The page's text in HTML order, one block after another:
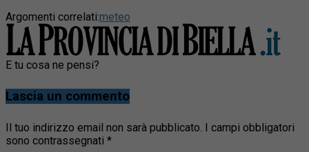
Argomenti correlati:meteo
E tu cosa ne pensi?
Lascia un commento
Il tuo indirizzo email non sarà pubblicato. I campi obbligatori
sono contrassegnati *